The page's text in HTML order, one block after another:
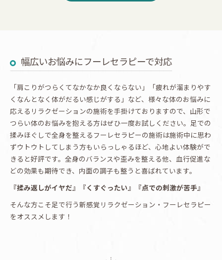
幅広いお悩みにフーレセラピーで対応
「肩こりがつらくてなかなか良くならない」「疲れが溜まりやす
くなんとなく体がだるい感じがする」など、様々な体のお悩みに
応えるリラクゼーションの施術を手掛けておりますので、山形で
つらい体のお悩みを抱える方はぜひ一度お試しください。足での
揉みほぐしで全身を整えるフーレセラピーの施術は施術中に思わ
ずウトウトしてしまう方もいらっしゃるほど、心地よい体験がで
きると好評です。全身のバランスや歪みを整える他、血行促進な
どの効果も期待でき、内面の調子も整うと喜ばれています。
『揉み返しがイヤだ』『くすぐったい』『点での刺激が苦手』
そんな方こそ足で行う新感覚リラクゼーション・フーレセラピー
をオススメします！